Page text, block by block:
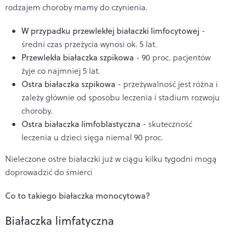
rodzajem choroby mamy do czynienia.
W przypadku przewlekłej białaczki limfocytowej -
średni czas przeżycia wynosi ok. 5 lat.
Przewlekła białaczka szpikowa - 90 proc. pacjentów
żyje co najmniej 5 lat.
Ostra białaczka szpikowa - przeżywalność jest różna i
zależy głównie od sposobu leczenia i stadium rozwoju
choroby.
Ostra białaczka limfoblastyczna - skuteczność
leczenia u dzieci sięga niemal 90 proc.
Nieleczone ostre białaczki już w ciągu kilku tygodni mogą
doprowadzić do śmierci
Co to takiego białaczka monocytowa?
Białaczka limfatyczna